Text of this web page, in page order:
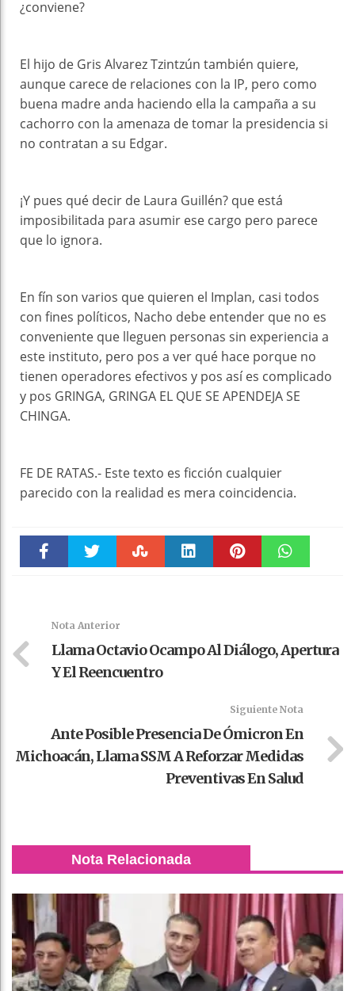
¿conviene?
El hijo de Gris Alvarez Tzintzún también quiere,
aunque carece de relaciones con la IP, pero como
buena madre anda haciendo ella la campaña a su
cachorro con la amenaza de tomar la presidencia si
no contratan a su Edgar.
¡Y pues qué decir de Laura Guillén? que está
imposibilitada para asumir ese cargo pero parece
que lo ignora.
En fín son varios que quieren el Implan, casi todos
con fines políticos, Nacho debe entender que no es
conveniente que lleguen personas sin experiencia a
este instituto, pero pos a ver qué hace porque no
tienen operadores efectivos y pos así es complicado
y pos GRINGA, GRINGA EL QUE SE APENDEJA SE
CHINGA.
FE DE RATAS.- Este texto es ficción cualquier
parecido con la realidad es mera coincidencia.
Nota Anterior
Llama Octavio Ocampo Al Diálogo, Apertura
Y El Reencuentro
Siguiente Nota
Ante Posible Presencia De Ómicron En
Michoacán, Llama SSM A Reforzar Medidas
Preventivas En Salud
Nota Relacionada